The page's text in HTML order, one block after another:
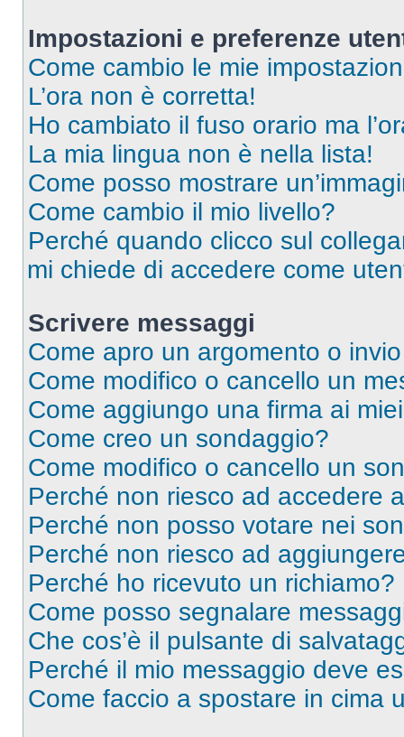
Impostazioni e preferenze
Come cambio le mie
L’ora non è corretta!
Ho cambiato il fuso orario ma
La mia lingua non è nella lista!
Come posso mostrare
Come cambio il mio livello?
Perché quando clicco sul
mi chiede di accedere come
Scrivere messaggi
Come apro un argomento o
Come modifico o cancello un
Come aggiungo una firma ai
Come creo un sondaggio?
Come modifico o cancello un
Perché non riesco ad accedere
Perché non posso votare nei
Perché non riesco ad
Perché ho ricevuto un richiamo?
Come posso segnalare
Che cos’è il pulsante di
Perché il mio messaggio deve
Come faccio a spostare in cima